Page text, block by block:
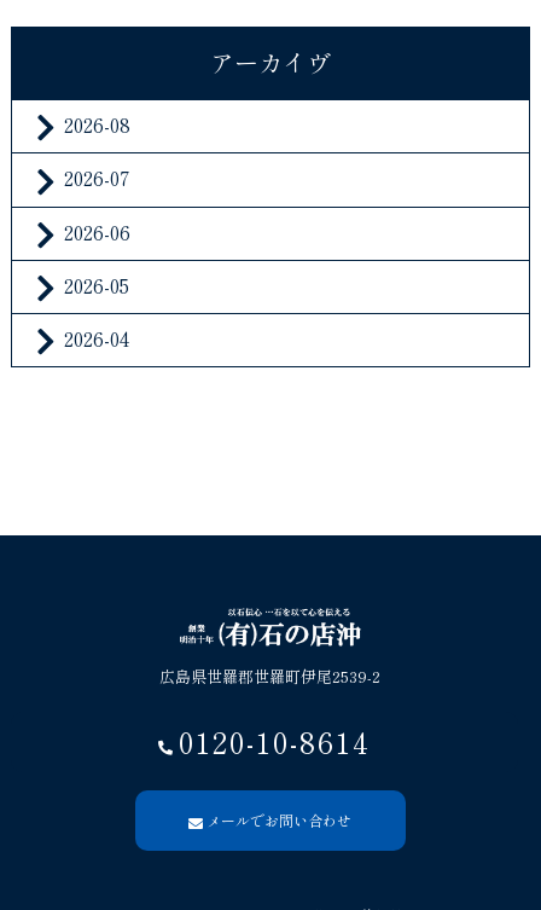
アーカイヴ
2026-08
2026-07
2026-06
2026-05
2026-04
広島県世羅郡世羅町伊尾2539-2
0120-10-8614
メールでお問い合わせ